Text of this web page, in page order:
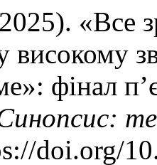
«Все
високому
фінал
doi.org/